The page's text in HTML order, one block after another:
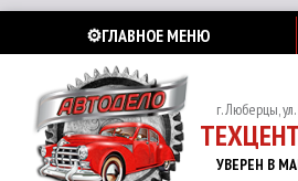
⚙️ГЛАВНОЕ МЕНЮ
г. Люберцы,
УВЕРЕН В